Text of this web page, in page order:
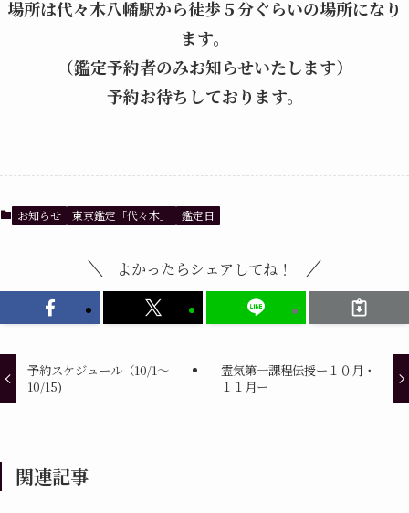
場所は代々木八幡駅から徒歩５分ぐらいの場所になり
ます。
（鑑定予約者のみお知らせいたします）
予約お待ちしております。
お知らせ 東京鑑定「代々木」 鑑定日
よかったらシェアしてね！
予約スケジュール（10/1～
10/15)
霊気第一課程伝授ー１０月・
１１月ー
関連記事